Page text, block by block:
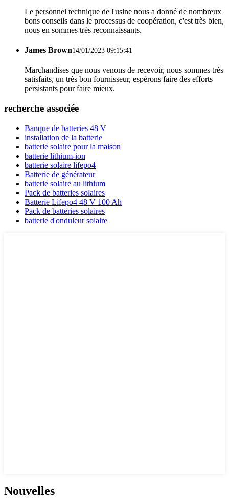
Le personnel technique de l'usine nous a donné de nombreux
bons conseils dans le processus de coopération, c'est très bien,
nous en sommes très reconnaissants.
James Brown14/01/2023 09:15:41
Marchandises que nous venons de recevoir, nous sommes très
satisfaits, un très bon fournisseur, espérons faire des efforts
persistants pour faire mieux.
recherche associée
Banque de batteries 48 V
installation de la batterie
batterie solaire pour la maison
batterie lithium-ion
batterie solaire lifepo4
Batterie de générateur
batterie solaire au lithium
Pack de batteries solaires
Batterie Lifepo4 48 V 100 Ah
Pack de batteries solaires
batterie d'onduleur solaire
Nouvelles